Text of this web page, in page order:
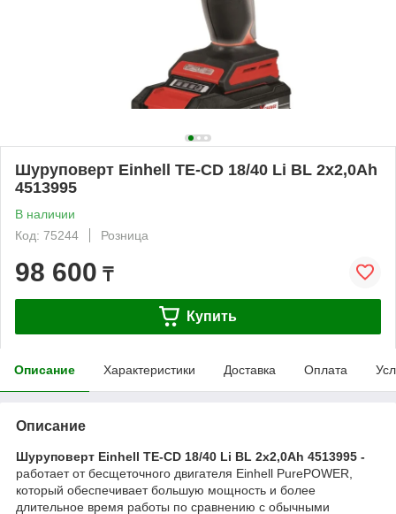
Шуруповерт Einhell TE-CD 18/40 Li BL 2x2,0Ah
4513995
В наличии
Код: 75244
Розница
98 600 ₸
Купить
Описание Характеристики Доставка Оплата
Описание
Шуруповерт Einhell TE-CD 18/40 Li BL 2x2,0Ah 4513995 -
работает от бесщеточного двигателя Einhell PurePOWER,
который обеспечивает большую мощность и более
длительное время работы по сравнению с обычными